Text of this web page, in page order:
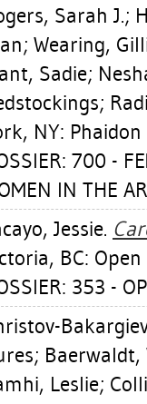
Sarah J.;
; Wearing,
Sadie;
NY:
700 -
IN THE
Jessie.
BC:
353 -
; Baerwaldt,
Leslie;